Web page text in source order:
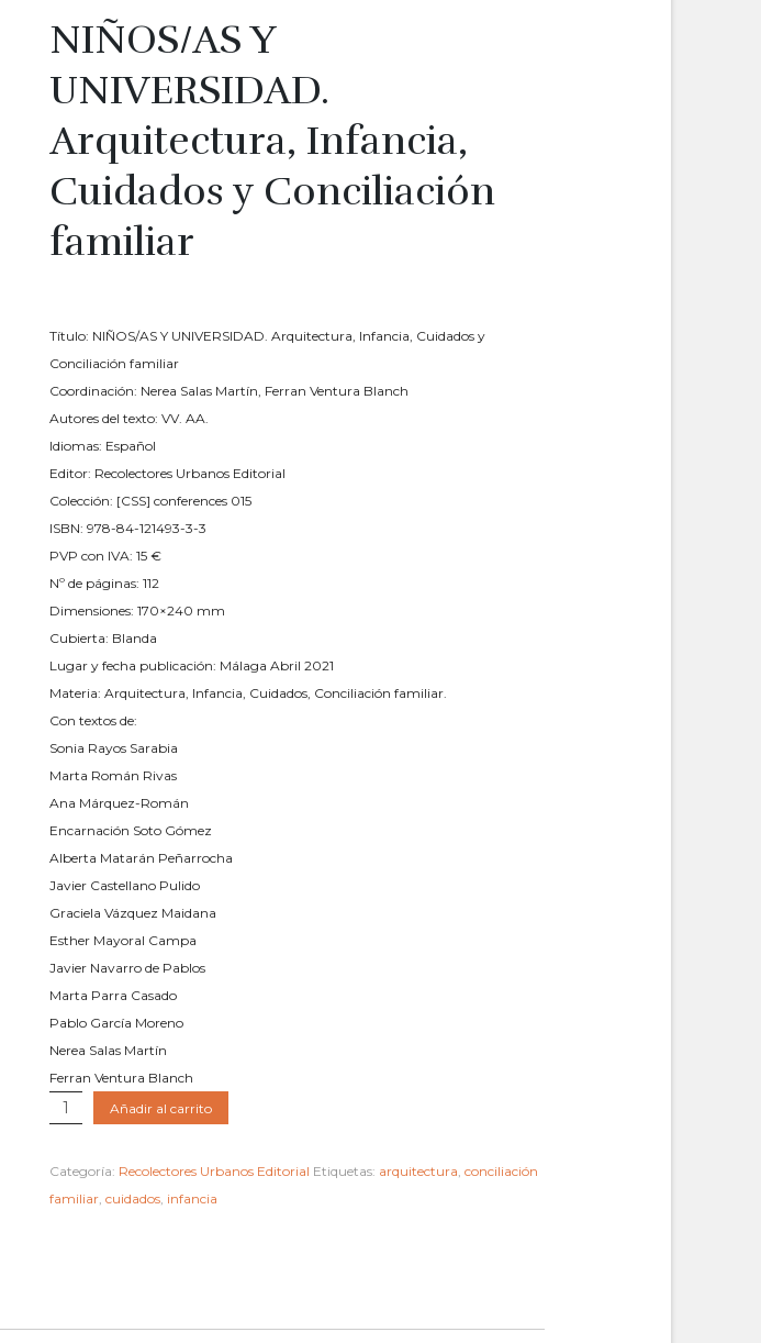
NIÑOS/AS Y
UNIVERSIDAD.
Arquitectura, Infancia,
Cuidados y Conciliación
familiar
Título: NIÑOS/AS Y UNIVERSIDAD. Arquitectura, Infancia, Cuidados y
Conciliación familiar
Coordinación: Nerea Salas Martín, Ferran Ventura Blanch
Autores del texto: VV. AA.
Idiomas: Español
Editor: Recolectores Urbanos Editorial
Colección: [CSS] conferences 015
ISBN: 978-84-121493-3-3
PVP con IVA: 15 €
Nº de páginas: 112
Dimensiones: 170×240 mm
Cubierta: Blanda
Lugar y fecha publicación: Málaga Abril 2021
Materia: Arquitectura, Infancia, Cuidados, Conciliación familiar.
Con textos de:
Sonia Rayos Sarabia
Marta Román Rivas
Ana Márquez-Román
Encarnación Soto Gómez
Alberta Matarán Peñarrocha
Javier Castellano Pulido
Graciela Vázquez Maidana
Esther Mayoral Campa
Javier Navarro de Pablos
Marta Parra Casado
Pablo García Moreno
Nerea Salas Martín
Ferran Ventura Blanch
NIÑOS/AS
Y
Añadir al carrito
Categoría: Recolectores Urbanos Editorial Etiquetas: arquitectura, conciliación
familiar, cuidados, infancia